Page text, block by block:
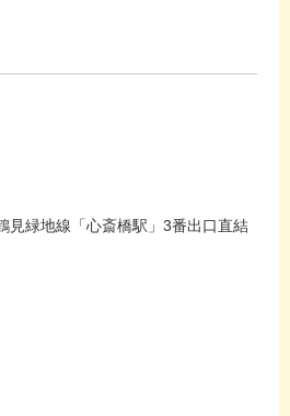
見緑地線「心斎橋駅」3番出口直結